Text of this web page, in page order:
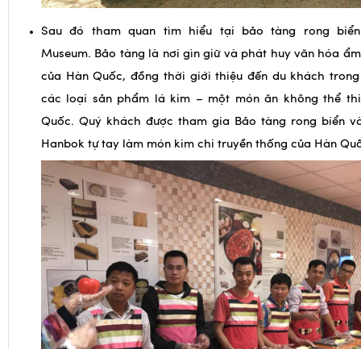
Sau đó tham quan tìm hiểu tại bảo tàng rong biển
Museum. Bảo tàng là nơi gìn giữ và phát huy văn hóa
của Hàn Quốc, đồng thời giới thiệu đến du khách
các loại sản phẩm lá kim – một món ăn không thể
Quốc. Quý khách được tham gia Bảo tàng rong biển
Hanbok tự tay làm món kim chi truyền thống của Hàn